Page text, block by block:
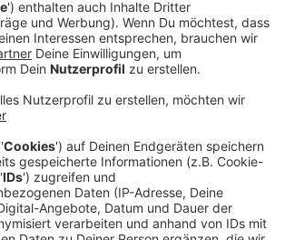
Song" hat die Sängerin Lea vor
auf Vox teilgenommen. Dabei
Santos mit ihrem Song "Treppenhaus"
für das gleichnamige Album, das
Mai erscheinen soll. Aufgrund der
könnte sich die Veröffentlichung
nach hinten ziehen. Zeit genug, sich